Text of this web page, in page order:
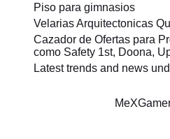
Piso para gimnasios
Velarias Arquitectonicas
Cazador de Ofertas para
como Safety 1st, Doona,
Latest trends and news